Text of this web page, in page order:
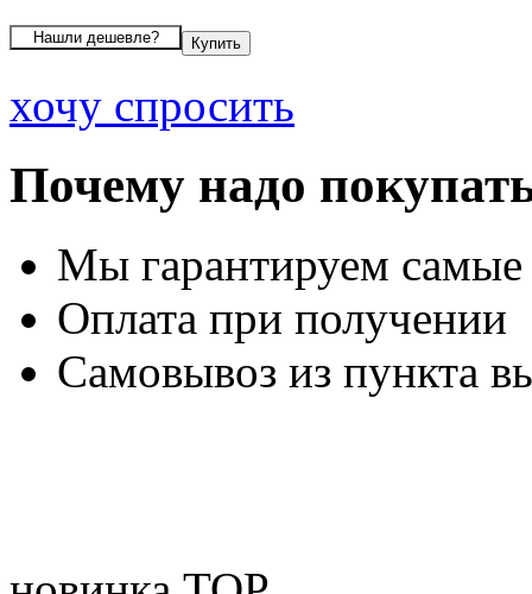
хочу спросить
Почему надо
Мы гарантируем
Оплата при получении
Самовывоз из пункта